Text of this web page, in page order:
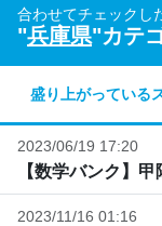
合わせてチェックし
"兵庫県"カテ
盛り上がっている
2023/06/19 17:20
【数学バンク】
2023/11/16 01:16